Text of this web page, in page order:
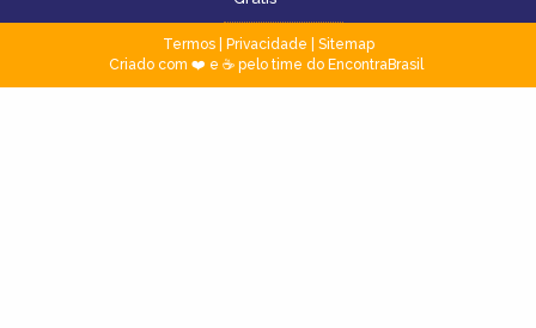
Termos| Privacidade
Sitemap
Criado com ❤️ e ☕ pelo time do EncontraBrasil